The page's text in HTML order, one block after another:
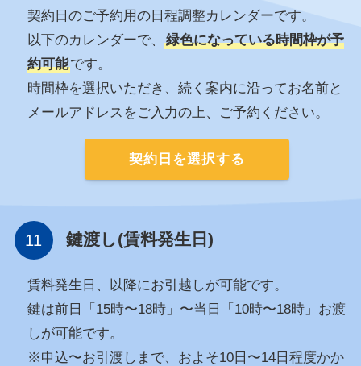
契約日のご予約用の日程調整カレンダーです。
以下のカレンダーで、
緑色になっている時間枠が予
約可能です。
時間枠を選択いただき、続く案内に沿ってお名前と
メールアドレスをご入力の上、ご予約ください。
契約日を選択する
鍵渡し(賃料発生日)
賃料発生日、以降にお引越しが可能です。
鍵は前日「15時〜18時」〜当日「10時〜18時」お渡
しが可能です。
※申込〜お引渡しまで、およそ10日〜14日程度かか